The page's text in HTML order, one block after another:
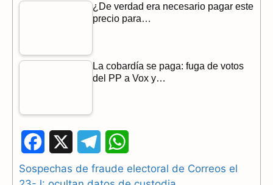
¿De verdad era necesario pagar este
precio para…
La cobardía se paga: fuga de votos
del PP a Vox y…
a
e
h
Sospechas de fraude electoral de Correos el